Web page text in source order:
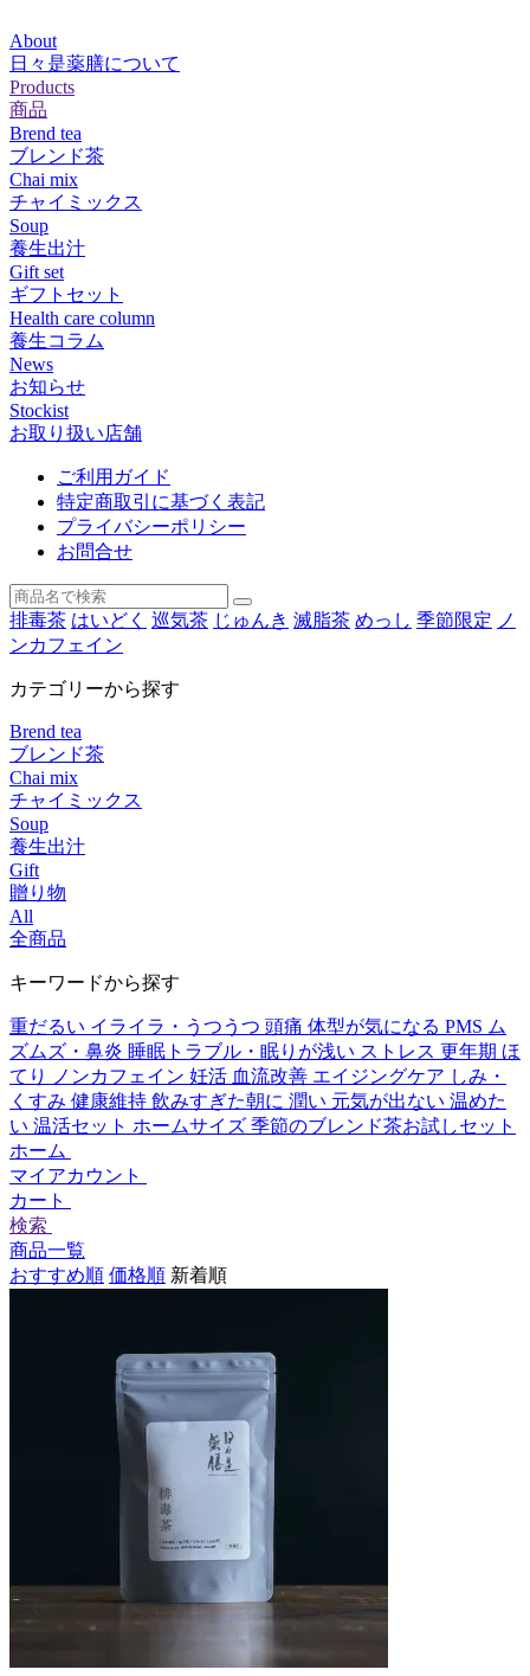
About
日々是薬膳について
Products
商品
Brend tea
ブレンド茶
Chai mix
チャイミックス
Soup
養生出汁
Gift set
ギフトセット
Health care column
養生コラム
News
お知らせ
Stockist
お取り扱い店舗
ご利用ガイド
特定商取引に基づく表記
プライバシーポリシー
お問合せ
排毒茶 はいどく 巡気茶 じゅんき 滅脂茶 めっし 季節限定 ノ
ンカフェイン
カテゴリーから探す
Brend tea
ブレンド茶
Chai mix
チャイミックス
Soup
養生出汁
Gift
贈り物
All
全商品
キーワードから探す
重だるい イライラ・うつうつ 頭痛 体型が気になる PMS ム
ズムズ・鼻炎 睡眠トラブル・眠りが浅い ストレス 更年期 ほ
てり
ノンカフェイン 妊活 血流改善 エイジングケア しみ・
くすみ 健康維持 飲みすぎた朝に 潤い 元気が出ない 温めた
い 温活セット ホームサイズ 季節のブレンド茶お試しセット
ホーム
マイアカウント
カート
検索
商品一覧
おすすめ順 価格順 新着順